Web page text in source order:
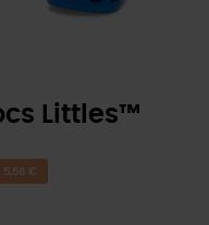
Littles™
5,58 €